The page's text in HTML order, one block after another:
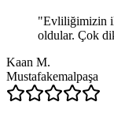
"Evliliğimizin
oldular. Çok
Kaan M.
Mustafakemalpaşa